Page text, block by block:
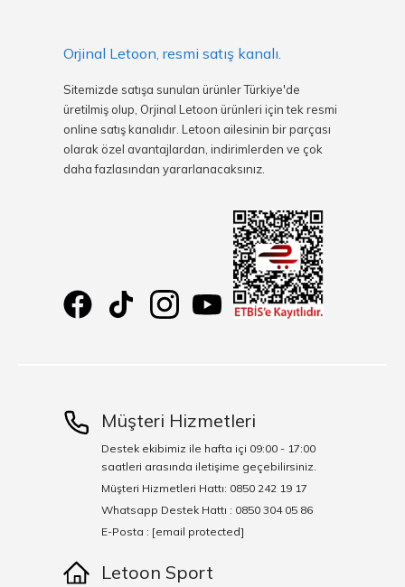
Orjinal Letoon, resmi satış kanalı.
Sitemizde satışa sunulan ürünler Türkiye'de
üretilmiş olup, Orjinal Letoon ürünleri için tek resmi
online satış kanalıdır. Letoon ailesinin bir parçası
olarak özel avantajlardan, indirimlerden ve çok
daha fazlasından yararlanacaksınız.
Müşteri Hizmetleri
Destek ekibimiz ile hafta içi 09:00 - 17:00
saatleri arasında iletişime geçebilirsiniz.
Müşteri Hizmetleri Hattı: 0850 242 19 17
Whatsapp Destek Hattı : 0850 304 05 86
E-Posta : [email protected]
Letoon Sport